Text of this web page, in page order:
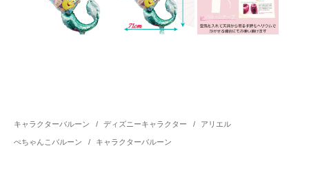
キャラクターバルーン / ディズニーキャラクター / アリエル
ぺちゃんこバルーン / キャラクターバルーン